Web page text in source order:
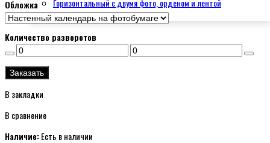
Горизонтальный с двумя фото, орденом и лентой
Обложка
Количество разворотов
Заказать
В закладки
В сравнение
Наличие:Есть в наличии